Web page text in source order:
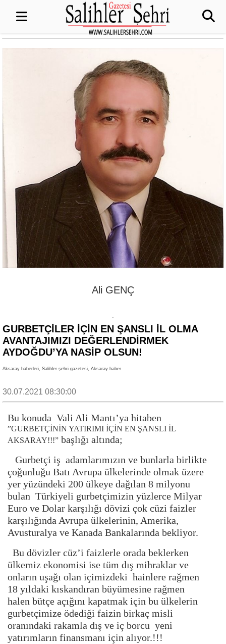
Ali GENÇ
GURBETÇİLER İÇİN EN ŞANSLI İL OLMA
AVANTAJIMIZI DEĞERLENDİRMEK
AYDOĞDU’YA NASİP OLSUN!
Aksaray haberleri, Salihler şehri gazetesi, Aksaray haber
30.07.2021 08:30:00
Bu konuda Vali Ali Mantı’ya hitaben
”GURBETÇİNİN YATIRIMI İÇİN EN ŞANSLI İL
AKSARAY!!!” başlığı altında;
Gurbetçi iş adamlarımızın ve bunlarla birlikte
çoğunluğu Batı Avrupa ülkelerinde olmak üzere
yer yüzündeki 200 ülkeye dağılan 8 milyonu
bulan Türkiyeli gurbetçimizin yüzlerce Milyar
Euro ve Dolar karşılığı dövizi çok cüzi faizler
karşılığında Avrupa ülkelerinin, Amerika,
Avusturalya ve Kanada Bankalarında bekliyor.
Bu dövizler cüz’i faizlerle orada beklerken
ülkemiz ekonomisi ise tüm dış mihraklar ve
onların uşağı olan içimizdeki hainlere rağmen
18 yıldaki kıskandıran büyümesine rağmen
halen bütçe açığını kapatmak için bu ülkelerin
gurbetçimize ödediği faizin birkaç misli
oranındaki rakamla dış ve iç borcu yeni
yatırımların finansmanı için alıyor.!!!